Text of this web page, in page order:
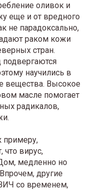
оливок и
еще и от вредного
не парадоксально,
раком кожи
стран.
научились в
вещества. Высокое
масле помогает
радикалов,
примеру,
что вирус,
медленно но
другие
со временем,